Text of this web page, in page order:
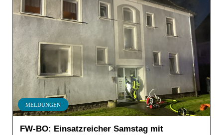
MELDUNGEN
FW-BO: Einsatzreicher Samstag mit